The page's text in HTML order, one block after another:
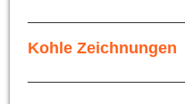
Kohle Zeichnungen